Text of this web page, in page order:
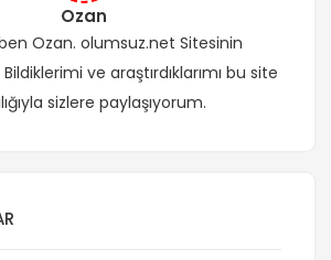
Ozan
Ozan. olumsuz.net Sitesinin
ve araştırdıklarımı bu site
sizlere paylaşıyorum.